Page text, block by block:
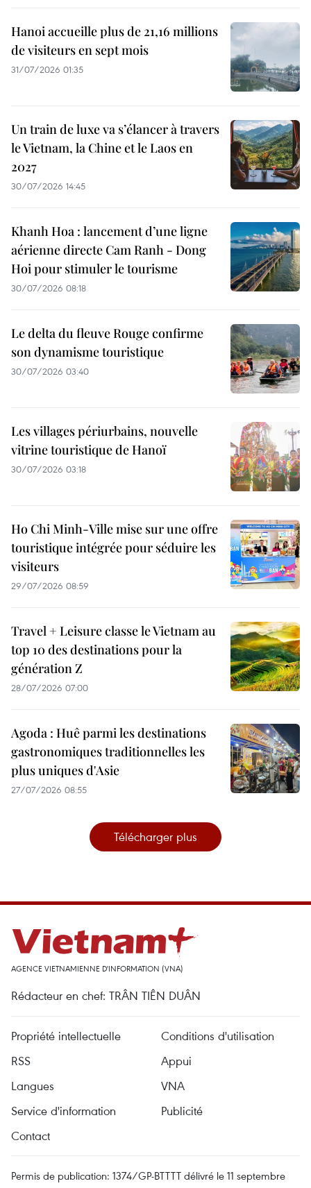
Hanoi accueille plus de 21,16 millions
de visiteurs en sept mois ​
31/07/2026 01:35
Un train de luxe va s’élancer à travers
le Vietnam, la Chine et le Laos en
2027
30/07/2026 14:45
Khanh Hoa : lancement d’une ligne
aérienne directe Cam Ranh - Dong
Hoi pour stimuler le tourisme
30/07/2026 08:18
Le delta du fleuve Rouge confirme
son dynamisme touristique
30/07/2026 03:40
Les villages périurbains, nouvelle
vitrine touristique de Hanoï
30/07/2026 03:18
Ho Chi Minh-Ville mise sur une offre
touristique intégrée pour séduire les
visiteurs
29/07/2026 08:59
Travel + Leisure classe le Vietnam au
top 10 des destinations pour la
génération Z
28/07/2026 07:00
Agoda : Huê parmi les destinations
gastronomiques traditionnelles les
plus uniques d'Asie
27/07/2026 08:55
Télécharger plus
AGENCE VIETNAMIENNE D'INFORMATION (VNA)
Rédacteur en chef: TRÂN TIÊN DUÂN
Propriété intellectuelle
Conditions d'utilisation
RSS
Appui
Langues
VNA
Service d'information
Publicité
Contact
Permis de publication: 1374/GP-BTTTT délivré le 11 septembre